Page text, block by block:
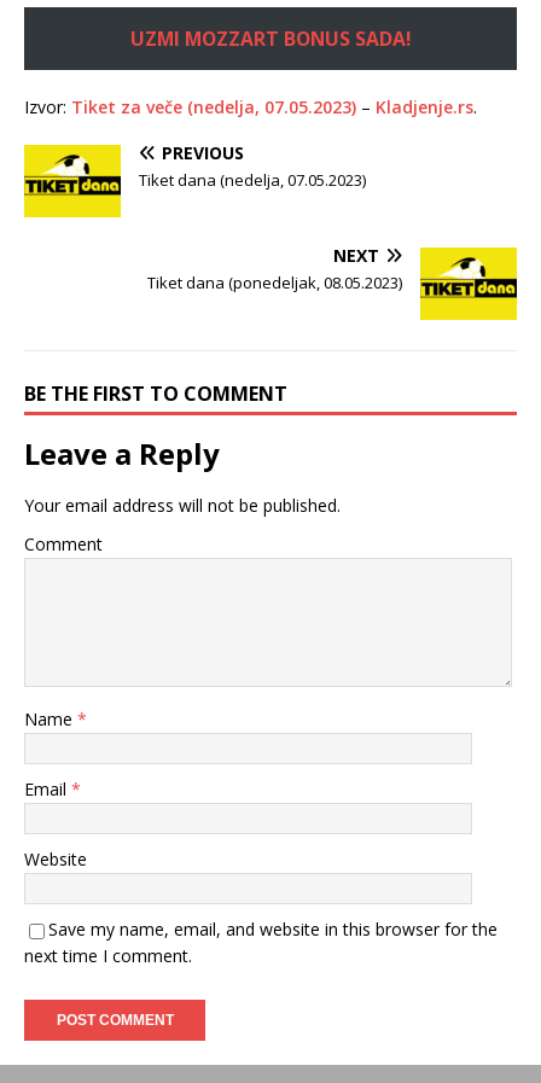
UZMI MOZZART BONUS SADA!
Izvor: Tiket za veče (nedelja, 07.05.2023) – Kladjenje.rs.
PREVIOUS
Tiket dana (nedelja, 07.05.2023)
NEXT
Tiket dana (ponedeljak, 08.05.2023)
BE THE FIRST TO COMMENT
Leave a Reply
Your email address will not be published.
Comment
Name *
Email *
Website
Save my name, email, and website in this browser for the
next time I comment.